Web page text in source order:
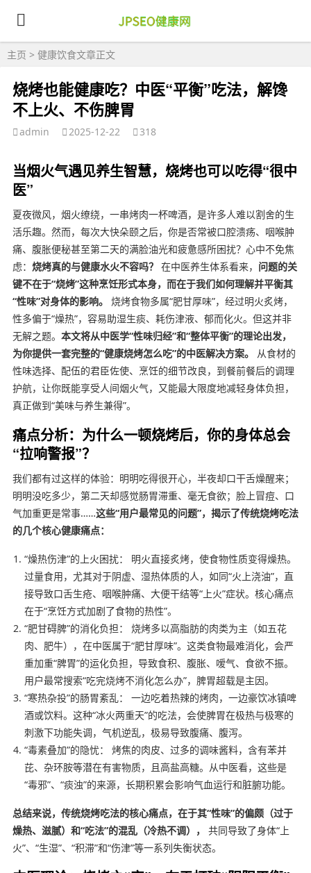
主页 > 健康饮食文章正文
烧烤也能健康吃？中医“平衡”吃法，解馋
不上火、不伤脾胃
admin 2025-12-22 318
当烟火气遇见养生智慧，烧烤也可以吃得“很中
医”
夏夜微风，烟火缭绕，一串烤肉一杯啤酒，是许多人难以割舍的生
活乐趣。然而，每次大快朵颐之后，你是否常被口腔溃疡、咽喉肿
痛、腹胀便秘甚至第二天的满脸油光和疲惫感所困扰？心中不免焦
虑： 烧烤真的与健康水火不容吗？ 在中医养生体系看来， 问题的关
键不在于“烧烤”这种烹饪形式本身，而在于我们如何理解并平衡其
“性味”对身体的影响。
烧烤食物多属“肥甘厚味”，经过明火炙烤，
性多偏于“燥热”，容易助湿生痰、耗伤津液、郁而化火。但这并非
无解之题。 本文将从中医学“性味归经”和“整体平衡”的理论出发，
为你提供一套完整的“健康烧烤怎么吃”的中医解决方案。
从食材的
性味选择、配伍的君臣佐使、烹饪的细节改良，到餐前餐后的调理
护航，让你既能享受人间烟火气，又能最大限度地减轻身体负担，
真正做到“美味与养生兼得”。
痛点分析：为什么一顿烧烤后，你的身体总会
“拉响警报”？
我们都有过这样的体验：明明吃得很开心，半夜却口干舌燥醒来；
明明没吃多少，第二天却感觉肠胃滞重、毫无食欲；脸上冒痘、口
气加重更是常事……这些“用户最常见的问题”，揭示了传统烧烤吃法
的几个核心健康痛点：
“燥热伤津”的上火困扰： 明火直接炙烤，使食物性质变得燥热。
过量食用，尤其对于阴虚、湿热体质的人，如同“火上浇油”，直
接导致口舌生疮、咽喉肿痛、大便干结等“上火”症状。核心痛点
在于“烹饪方式加剧了食物的热性”。
“肥甘碍脾”的消化负担： 烧烤多以高脂肪的肉类为主（如五花
肉、肥牛），在中医属于“肥甘厚味”。这类食物最难消化，会严
重加重“脾胃”的运化负担，导致食积、腹胀、嗳气、食欲不振。
用户最常搜索“吃完烧烤不消化怎么办”，脾胃超载是主因。
“寒热杂投”的肠胃紊乱： 一边吃着热辣的烤肉，一边豪饮冰镇啤
酒或饮料。这种“冰火两重天”的吃法，会使脾胃在极热与极寒的
刺激下功能失调，气机逆乱，极易导致腹痛、腹泻。
“毒素叠加”的隐忧： 烤焦的肉皮、过多的调味酱料，含有苯并
芘、杂环胺等潜在有害物质，且高盐高糖。从中医看，这些是
“毒邪”、“痰浊”的来源，长期积累会影响气血运行和脏腑功能。
总结来说，传统烧烤吃法的核心痛点，在于其“性味”的偏颇（过于
燥热、滋腻）和“吃法”的混乱（冷热不调），
共同导致了身体“上
火”、“生湿”、“积滞”和“伤津”等一系列失衡状态。